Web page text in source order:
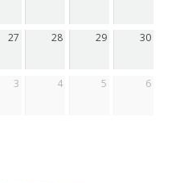
27 28 29 30
3 4 5 6